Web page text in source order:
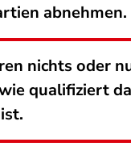
abnehmen.
nichts oder
qualifiziert